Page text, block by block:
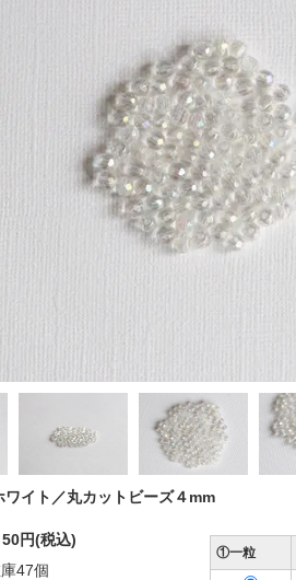
ワイト／丸カットビーズ４mm
50円(税込)
47個
①一粒